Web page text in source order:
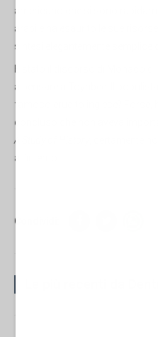
americano che si sono
arabile ha esaurito le sue
sintesi elegantemente semplice
È stato il discorso di Monaco
a pensare a Toynbee. Il
famoso erudito inglese? Forse,
concluso che non aveva
A Study of History
all’interno.
Condividi: